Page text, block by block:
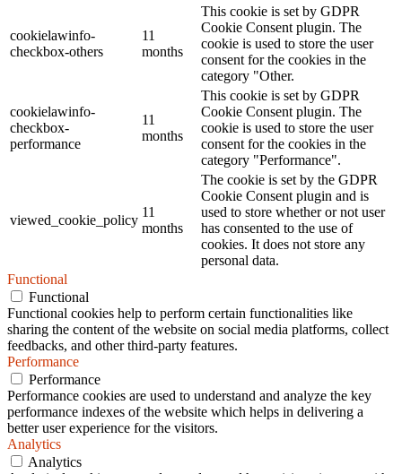
cookielawinfo-
checkbox-others
11
months
This cookie is set by GDPR
Cookie Consent plugin. The
cookie is used to store the user
consent for the cookies in the
category "Other.
cookielawinfo-
checkbox-
performance
11
months
This cookie is set by GDPR
Cookie Consent plugin. The
cookie is used to store the user
consent for the cookies in the
category "Performance".
viewed_cookie_policy
11
months
The cookie is set by the GDPR
Cookie Consent plugin and is
used to store whether or not user
has consented to the use of
cookies. It does not store any
personal data.
Functional
Functional
Functional cookies help to perform certain functionalities like
sharing the content of the website on social media platforms, collect
feedbacks, and other third-party features.
Performance
Performance
Performance cookies are used to understand and analyze the key
performance indexes of the website which helps in delivering a
better user experience for the visitors.
Analytics
Analytics